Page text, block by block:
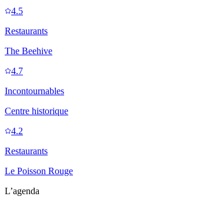
4.5
Restaurants
The Beehive
4.7
Incontournables
Centre historique
4.2
Restaurants
Le Poisson Rouge
L’agenda